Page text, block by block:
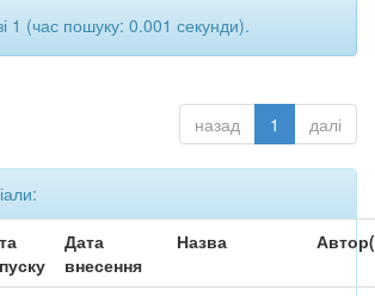
1 (час пошуку: 0.001 секунди).
назад 1 далі
Дата
внесення
Назва